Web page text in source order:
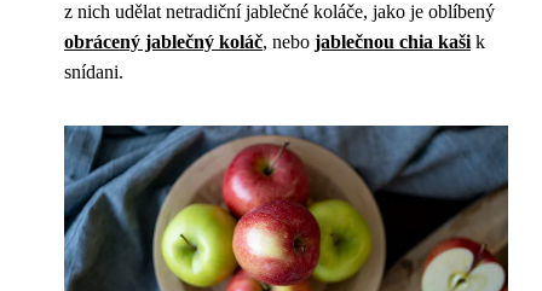
z nich udělat netradiční jablečné koláče, jako je oblíbený
obrácený jablečný koláč, nebo jablečnou chia kašik
snídani.